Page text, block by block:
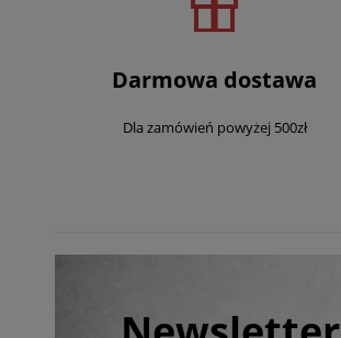
Darmowa dostawa
Dla zamówień powyżej 500zł